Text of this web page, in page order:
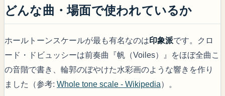
どんな曲・場面で使われているか
ホールトーンスケールが最も有名なのは印象派です。クロ
ード・ドビュッシーは前奏曲『帆（Voiles）』をほぼ全曲こ
の音階で書き、輪郭のぼやけた水彩画のような響きを作り
ました（参考: Whole tone scale - Wikipedia）。